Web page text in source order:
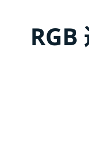
RGB